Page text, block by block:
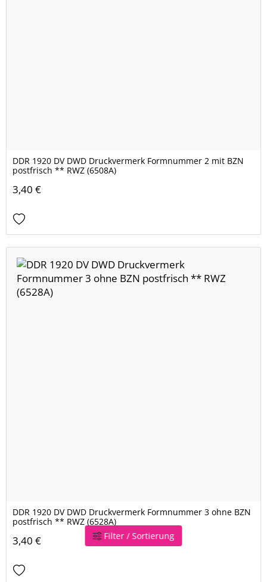
Filter / Sortierung
DDR 1920 DV DWD Druckvermerk Formnummer 2 mit BZN
postfrisch ** RWZ (6508A)
3,40 €
DDR 1920 DV DWD Druckvermerk Formnummer 3 ohne BZN
postfrisch ** RWZ (6528A)
3,40 €